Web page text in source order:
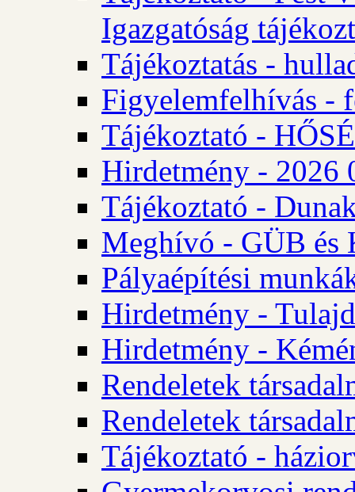
Igazgatóság
Tájékoztatás -
Figyelemfelhívás -
Tájékoztató -
Hirdetmény - 2026
Tájékoztató -
Meghívó - GÜB és
Pályaépítési
Hirdetmény -
Hirdetmény -
Rendeletek
Rendeletek
Tájékoztató -